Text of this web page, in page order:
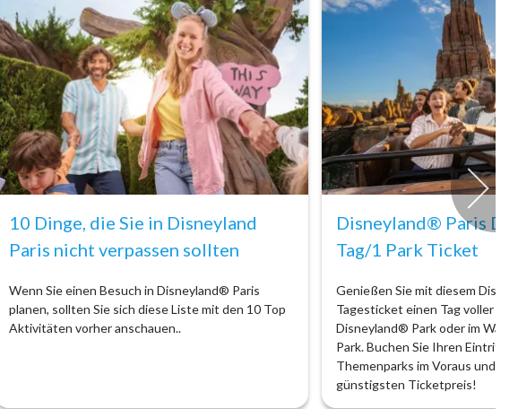
10 Dinge, die Sie in Disneyland
Paris nicht verpassen sollten
Wenn Sie einen Besuch in Disneyland® Paris
planen, sollten Sie sich diese Liste mit den 10 Top
Aktivitäten vorher anschauen..
Disneyland® Paris
Tag/1 Park Ticket
Genießen Sie mit diesem
Tagesticket einen Tag voller
Disneyland® Park oder im Walt
Park. Buchen Sie Ihren Eintritt
Themenparks im Voraus und
günstigsten Ticketpreis!